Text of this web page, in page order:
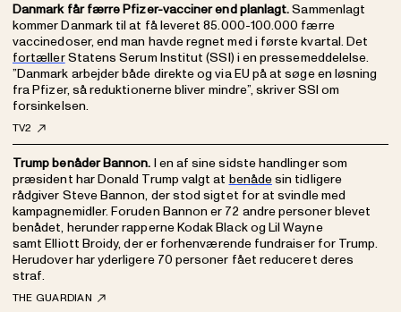
Danmark får færre Pfizer-vacciner end planlagt.Sammenlagt
kommer Danmark til at få leveret 85.000-100.000 færre
vaccinedoser, end man havde regnet med i første kvartal. Det
fortællerStatens Serum Institut (SSI) i en pressemeddelelse.
”Danmark arbejder både direkte og via EU på at søge en løsning
fra Pfizer, så reduktionerne bliver mindre”, skriver SSI om
forsinkelsen.
TV2
Trump benåder Bannon. I en af sine sidste handlinger som
præsident har Donald Trump valgt at benådesin tidligere
rådgiver Steve Bannon, der stod sigtet for at svindle med
kampagnemidler. Foruden Bannon er 72 andre personer blevet
benådet, herunder rapperne Kodak Black og Lil Wayne
samt Elliott Broidy, der er forhenværende fundraiser for Trump.
Herudover har yderligere 70 personer fået reduceret deres
straf.
THE GUARDIAN